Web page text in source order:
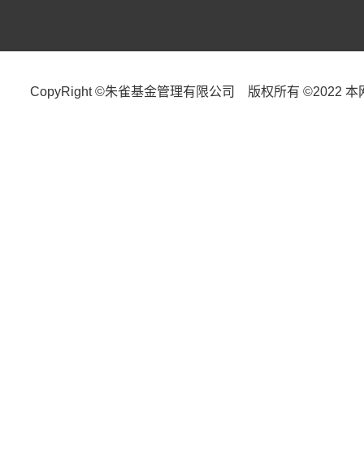
CopyRight ©朱雀基金管理有限公司 版权所有 ©2022 本